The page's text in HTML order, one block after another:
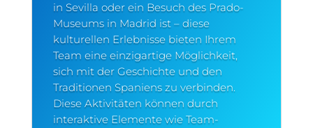
in Sevilla oder ein Besuch des Prado-
Museums in Madrid ist – diese
kulturellen Erlebnisse bieten Ihrem
Team eine einzigartige Möglichkeit,
sich mit der Geschichte und den
Traditionen Spaniens zu verbinden.
Diese Aktivitäten können durch
interaktive Elemente wie Team-